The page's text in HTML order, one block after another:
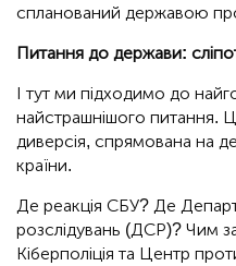
спланований державою
Питання до держави:
І тут ми підходимо до
найстрашнішого питання.
диверсія, спрямована на
країни.
Де реакція СБУ? Де
розслідувань (ДСР)? Чим
Кіберполіція та Центр